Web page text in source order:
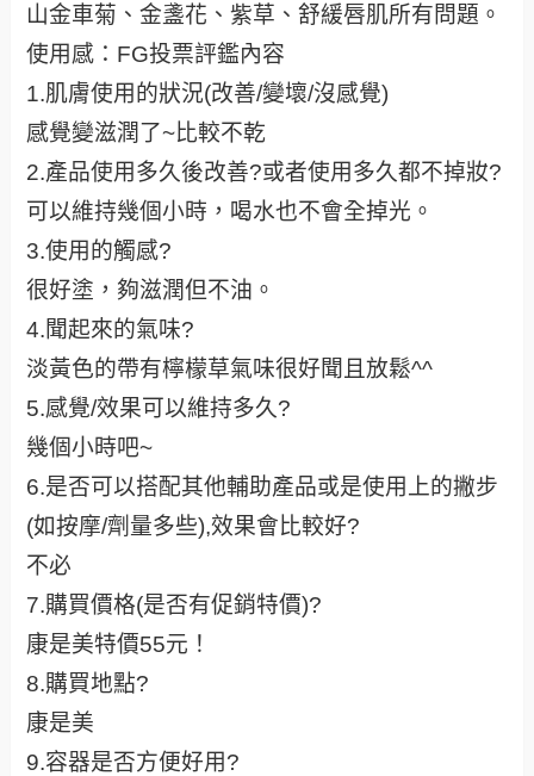
山金車菊、金盞花、紫草、舒緩唇肌所有問題。
使用感：FG投票評鑑內容
1.肌膚使用的狀況(改善/變壞/沒感覺)
感覺變滋潤了~比較不乾
2.產品使用多久後改善?或者使用多久都不掉妝?
可以維持幾個小時，喝水也不會全掉光。
3.使用的觸感?
很好塗，夠滋潤但不油。
4.聞起來的氣味?
淡黃色的帶有檸檬草氣味很好聞且放鬆^^
5.感覺/效果可以維持多久?
幾個小時吧~
6.是否可以搭配其他輔助產品或是使用上的撇步
(如按摩/劑量多些),效果會比較好?
不必
7.購買價格(是否有促銷特價)?
康是美特價55元！
8.購買地點?
康是美
9.容器是否方便好用?